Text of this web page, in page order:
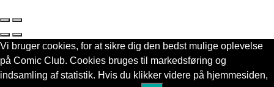
Vi bruger cookies, for at sikre dig den bedst mulige oplevelse
på Comic Club. Cookies bruges til markedsføring og
indsamling af statistik. Hvis du klikker videre på hjemmesiden,